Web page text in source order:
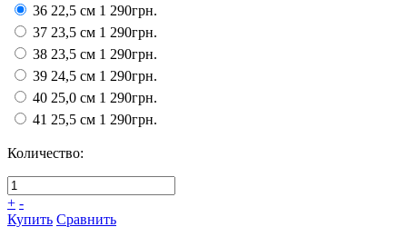
36 22,5 см 1 290грн.
37 23,5 см 1 290грн.
38 23,5 см 1 290грн.
39 24,5 см 1 290грн.
40 25,0 см 1 290грн.
41 25,5 см 1 290грн.
Количество:
+ -
Купить Сравнить